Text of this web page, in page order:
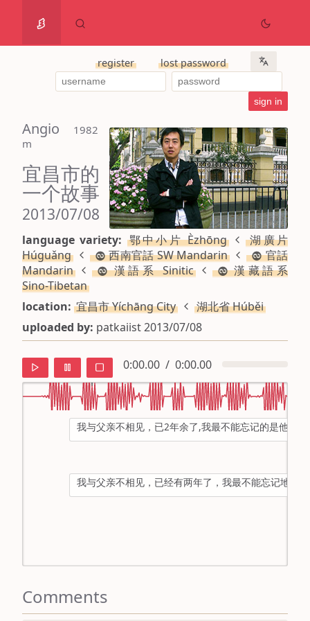
register lost password
Angio
1982
m
宜昌市的
一个故事
2013/07/08
language variety: 鄂中小片 Èzhōng
湖廣片
Húguǎng
西南官話 SW Mandarin
官話
Mandarin
漢語系 Sinitic
漢藏語系
Sino-Tibetan
location: 宜昌市 Yíchāng City
湖北省 Húběi
uploaded by: patkaiist 2013/07/08
0:00.00 / 0:00.00
我与父亲不相见，已2年余了,我最不能忘记的是他的
我与父亲不相见，已经有两年了，我最不能忘记地，
Comments